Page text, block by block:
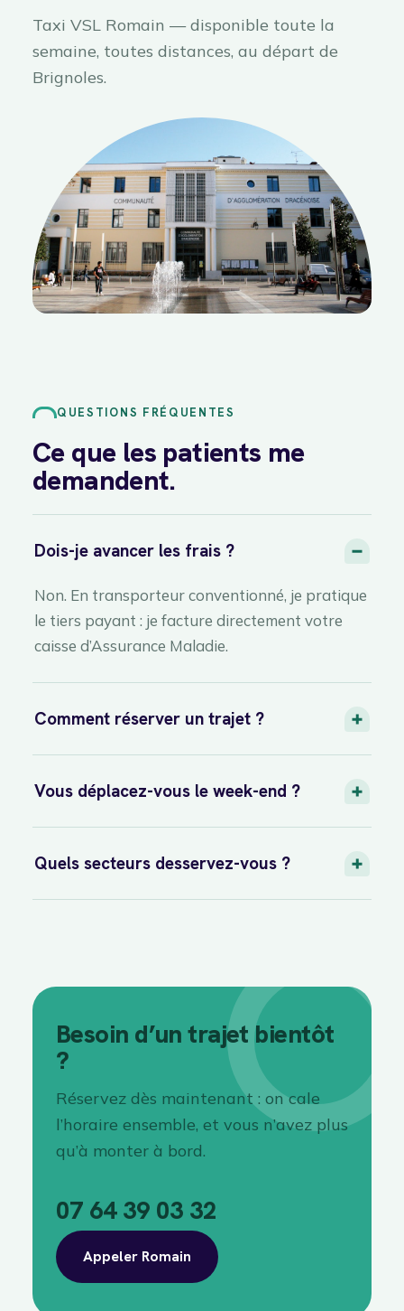
Taxi VSL Romain — disponible toute la
semaine, toutes distances, au départ de
Brignoles.
QUESTIONS FRÉQUENTES
Ce que les patients me
demandent.
Dois-je avancer les frais ?
Non. En transporteur conventionné, je pratique
le tiers payant : je facture directement votre
caisse d’Assurance Maladie.
Comment réserver un trajet ?
Vous déplacez-vous le week-end ?
Quels secteurs desservez-vous ?
Besoin d’un trajet bientôt
?
Réservez dès maintenant : on cale
l’horaire ensemble, et vous n’avez plus
qu’à monter à bord.
07 64 39 03 32
Appeler Romain